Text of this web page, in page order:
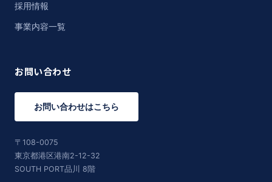
採用情報
事業内容一覧
お問い合わせ
お問い合わせはこちら
〒108-0075
東京都港区港南2-12-32
SOUTH PORT品川 8階